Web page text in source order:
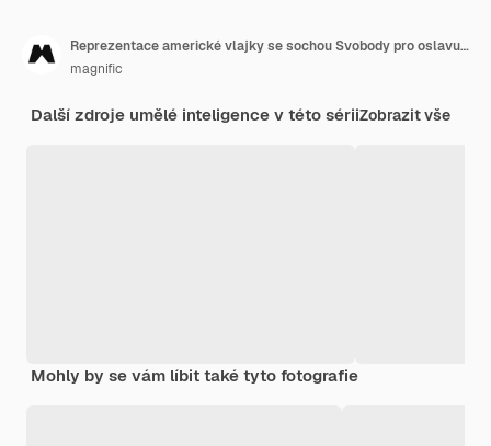
Reprezentace americké vlajky se sochou Svobody pro oslavu Dne národní loajality USA
magnific
Další zdroje umělé inteligence v této sériiZobrazit vše
Mohly by se vám líbit také tyto fotografie